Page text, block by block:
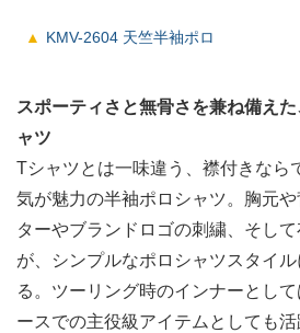
KMV-2604 天竺半袖ポロ
スポーティさと無骨さを兼ね備え
ャツ
Tシャツとは一味違う、襟付きなら
気が魅力の半袖ポロシャツ。胸元
ターやブランドロゴの刺繍、そし
が、シンプルなポロシャツスタイ
る。ツーリング時のインナーとし
ースでの主役級アイテムとしても活